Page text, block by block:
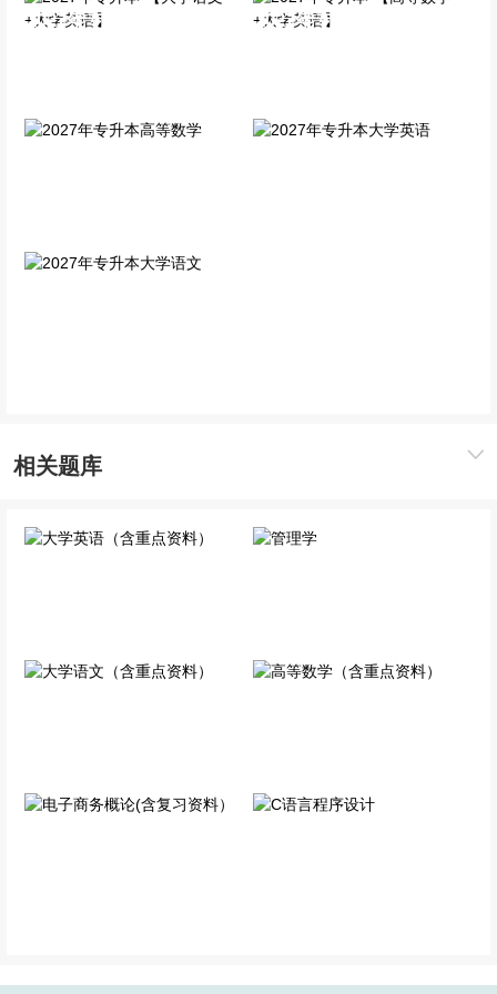
2027年专升本-【大学语文
2027年专升本-【高等数学
相关题库